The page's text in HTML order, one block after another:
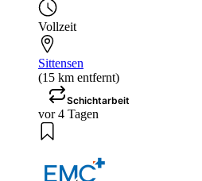
Vollzeit
Sittensen
(15 km entfernt)
Schichtarbeit
vor 4 Tagen